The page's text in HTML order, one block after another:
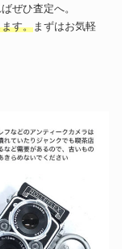
ぜひ査定へ。
す。 まずはお気軽